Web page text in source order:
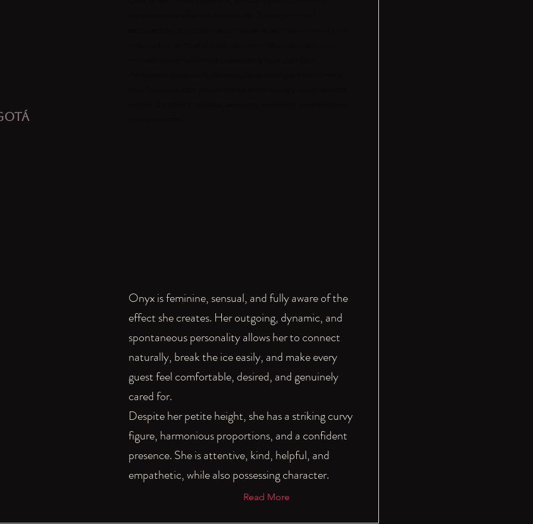
Onyx is feminine, sensual, and fully aware of the
effect she creates. Her outgoing, dynamic, and
spontaneous personality allows her to connect
naturally, break the ice easily, and make every
guest feel comfortable, desired, and genuinely
cared for.
Despite her petite height, she has a striking curvy
figure, harmonious proportions, and a confident
presence. She is attentive, kind, helpful, and
empathetic, while also possessing character.
Read More